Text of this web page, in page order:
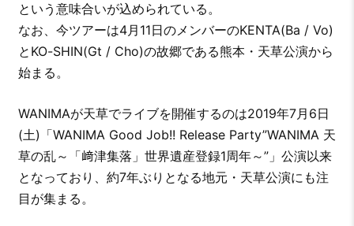
という意味合いが込められている。
なお、今ツアーは4月11日のメンバーのKENTA(Ba / Vo)
とKO-SHIN(Gt / Cho)の故郷である熊本・天草公演から
始まる。
WANIMAが天草でライブを開催するのは2019年7月6日
(土)「WANIMA Good Job!! Release Party”WANIMA 天
草の乱～「﨑津集落」世界遺産登録1周年～”」公演以来
となっており、約7年ぶりとなる地元・天草公演にも注
目が集まる。